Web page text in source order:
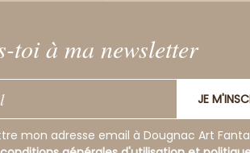
toi à ma newsletter
JE
mon adresse email à Dougnac Art